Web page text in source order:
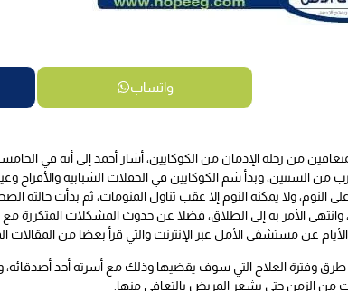
واتساب
من رحلة الإدمان من الكوكايين، أشار أحمد إلى أنه في
من السنتين، وبدأ شم الكوكايين في الحفلات الشبابية والأفراح
النوم، ولا يمكنه النوم إلا عقب تناول المنومات، ثم بدأت حالته
وانتهى الأمر به إلى الطلاق، فضلا عن حدوث المشكلات المتكررة
عن مستشفى الأمل عبر الإنترنت والتي قرأ بعضا من المقالات
طرق وفترة العلاج التي سوف يقضيها وذلك مع أسرته أحد
من الزمن حتى يشعر المريض بالتعافي منها.